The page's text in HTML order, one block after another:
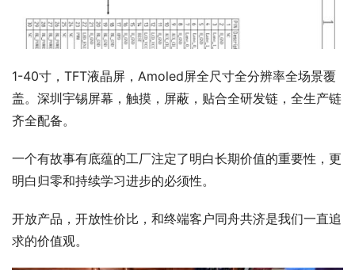
1-40寸，TFT液晶屏，Amoled屏全尺寸全分辨率全场景覆
盖。深圳宇锡屏幕，触摸，屏蔽，贴合全研发链，全生产链
齐全配备。
一个有故事有底蕴的工厂注定了明白长期价值的重要性，更
明白归零和持续学习进步的必须性。
开放产品，开放性价比，和终端客户同舟共济是我们一直追
求的价值观。